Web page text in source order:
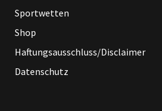
Sportwetten
Shop
Haftungsausschluss/Disclaimer
Datenschutz